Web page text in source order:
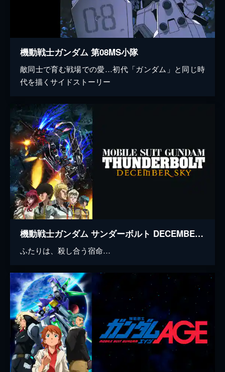
機動戦士ガンダム 第08MS小隊
敵同士で育む戦場での愛…初代「ガンダム」と同じ時
代を描くサイドストーリー
機動戦士ガンダム サンダーボルト DECEMBER SKY
ふたりは、殺し合う宿命…